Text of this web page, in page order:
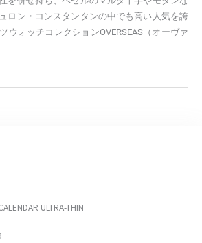
ロン・コンスタンタンの中でも高い人気を誇
ウォッチコレクションOVERSEAS（オーヴァ
ULTRA-THIN